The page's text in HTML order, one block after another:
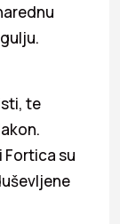
te
Fortica su